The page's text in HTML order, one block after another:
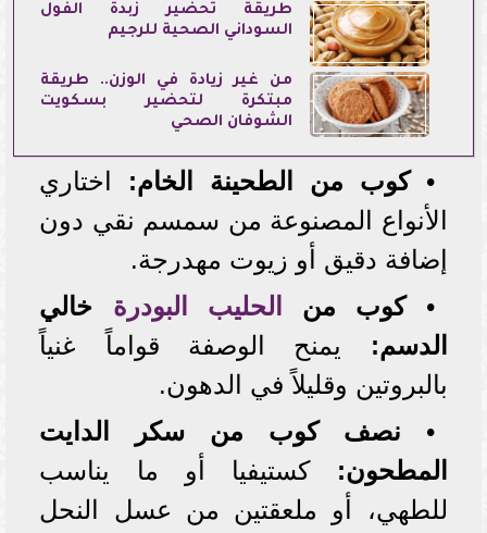
طريقة تحضير زبدة الفول
السوداني الصحية للرجيم
من غير زيادة في الوزن.. طريقة
مبتكرة لتحضير بسكويت
الشوفان الصحي
•كوب من الطحينة الخام: اختاري
الأنواع المصنوعة من سمسم نقي دون
إضافة دقيق أو زيوت مهدرجة.
•كوب من الحليب البودرة خالي
الدسم: يمنح الوصفة قواماً غنياً
بالبروتين وقليلاً في الدهون.
• نصف كوب من سكر الدايت
المطحون:كستيفيا أو ما يناسب
للطهي، أو ملعقتين من عسل النحل